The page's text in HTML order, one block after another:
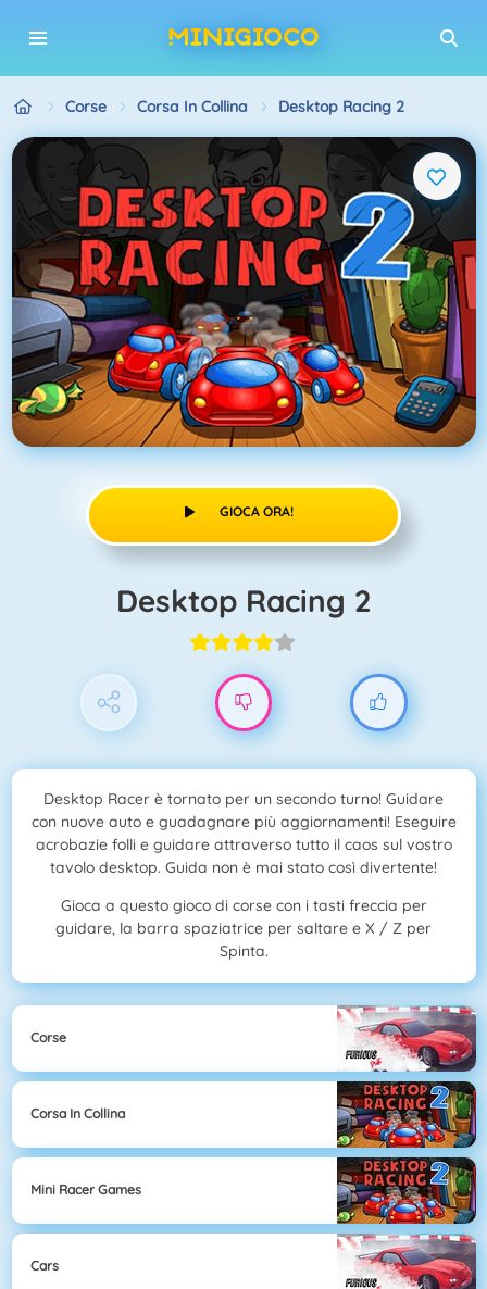
Corse Corsa In Collina Desktop Racing 2
GIOCA ORA!
Desktop Racing 2
Desktop Racer è tornato per un secondo turno! Guidare
con nuove auto e guadagnare più aggiornamenti! Eseguire
acrobazie folli e guidare attraverso tutto il caos sul vostro
tavolo desktop. Guida non è mai stato così divertente!
Gioca a questo gioco di corse con i tasti freccia per
guidare, la barra spaziatrice per saltare e X / Z per
Spinta.
Corse
Corsa In Collina
Mini Racer Games
Cars